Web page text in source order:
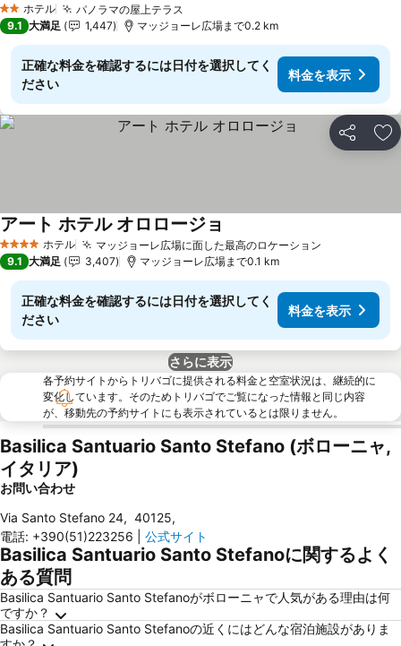
2 ホテルのランク
ホテル パノラマの屋上テラス
9.1 大満足 1,447 マッジョーレ広場まで0.2 km
正確な料金を確認するには日付を選択してく
ださい
料金を表示
シェア お
4 ホテルのランク
ホテル マッジョーレ広場に面した最高のロケーション
アート ホテル オロロージョ
9.1 大満足 3,407 マッジョーレ広場まで0.1 km
正確な料金を確認するには日付を選択してく
ださい
料金を表示
さらに表示
各予約サイトからトリバゴに提供される料金と空室状況は、継続的に
変化しています。そのためトリバゴでご覧になった情報と同じ内容
が、移動先の予約サイトにも表示されているとは限りません。
Basilica Santuario Santo Stefano (ボローニャ,
イタリア)
お問い合わせ
Via Santo Stefano 24, 40125,
電話: +390(51)223256 公式サイト
Basilica Santuario Santo Stefanoに関するよく
ある質問
Basilica Santuario Santo Stefanoがボローニャで人気がある理由は何
ですか？
Basilica Santuario Santo Stefanoの近くにはどんな宿泊施設がありま